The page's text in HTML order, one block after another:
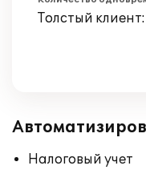
Толстый клиент:
Налоговый учет